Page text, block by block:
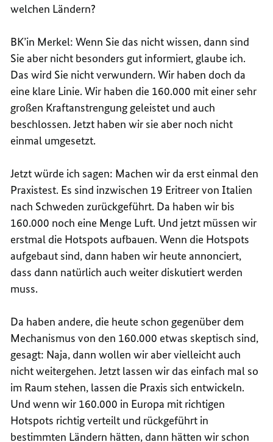
welchen Ländern?
BK’in Merkel: Wenn Sie das nicht wissen, dann sind
Sie aber nicht besonders gut informiert, glaube ich.
Das wird Sie nicht verwundern. Wir haben doch da
eine klare Linie. Wir haben die 160.000 mit einer sehr
großen Kraftanstrengung geleistet und auch
beschlossen. Jetzt haben wir sie aber noch nicht
einmal umgesetzt.
Jetzt würde ich sagen: Machen wir da erst einmal den
Praxistest. Es sind inzwischen 19 Eritreer von Italien
nach Schweden zurückgeführt. Da haben wir bis
160.000 noch eine Menge Luft. Und jetzt müssen wir
erstmal die Hotspots aufbauen. Wenn die Hotspots
aufgebaut sind, dann haben wir heute annonciert,
dass dann natürlich auch weiter diskutiert werden
muss.
Da haben andere, die heute schon gegenüber dem
Mechanismus von den 160.000 etwas skeptisch sind,
gesagt: Naja, dann wollen wir aber vielleicht auch
nicht weitergehen. Jetzt lassen wir das einfach mal so
im Raum stehen, lassen die Praxis sich entwickeln.
Und wenn wir 160.000 in Europa mit richtigen
Hotspots richtig verteilt und rückgeführt in
bestimmten Ländern hätten, dann hätten wir schon